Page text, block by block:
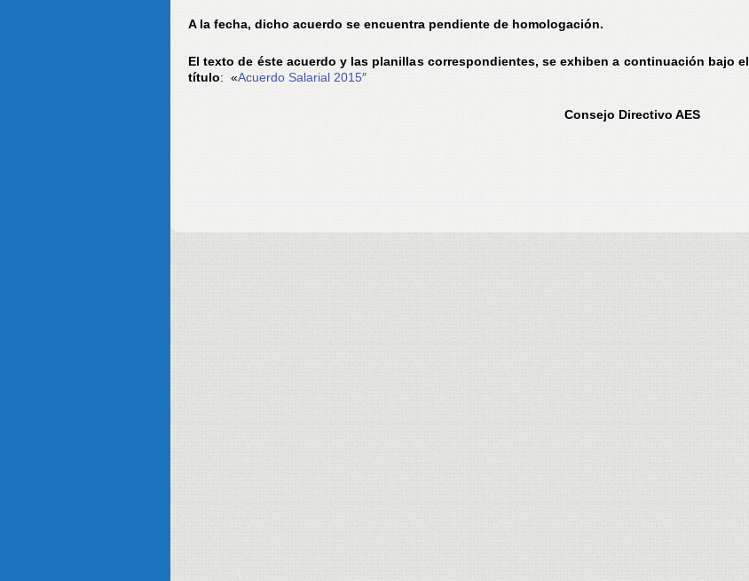
A la fecha, dicho acuerdo se encuentra pendiente de homologación.
El texto de éste acuerdo y las planillas correspondientes, se exhiben a continuación bajo el
título: «Acuerdo Salarial 2015″
Consejo Directivo AES